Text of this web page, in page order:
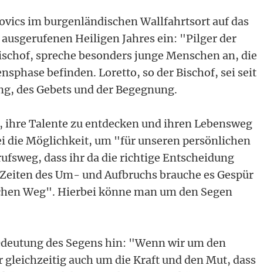
im burgenländischen Wallfahrtsort auf das
Heiligen Jahres ein: "Pilger der
spreche besonders junge Menschen an, die
befinden. Loretto, so der Bischof, sei seit
des Gebets und der Begegnung.
Talente zu entdecken und ihren Lebensweg
die Möglichkeit, um "für unseren persönlichen
dass ihr da die richtige Entscheidung
des Um- und Aufbruchs brauche es Gespür
Weg". Hierbei könne man um den Segen
des Segens hin: "Wenn wir um den
auch um die Kraft und den Mut, dass